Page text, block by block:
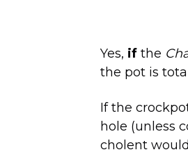
Yes, if the
the pot is
If the
hole (unless
cholent